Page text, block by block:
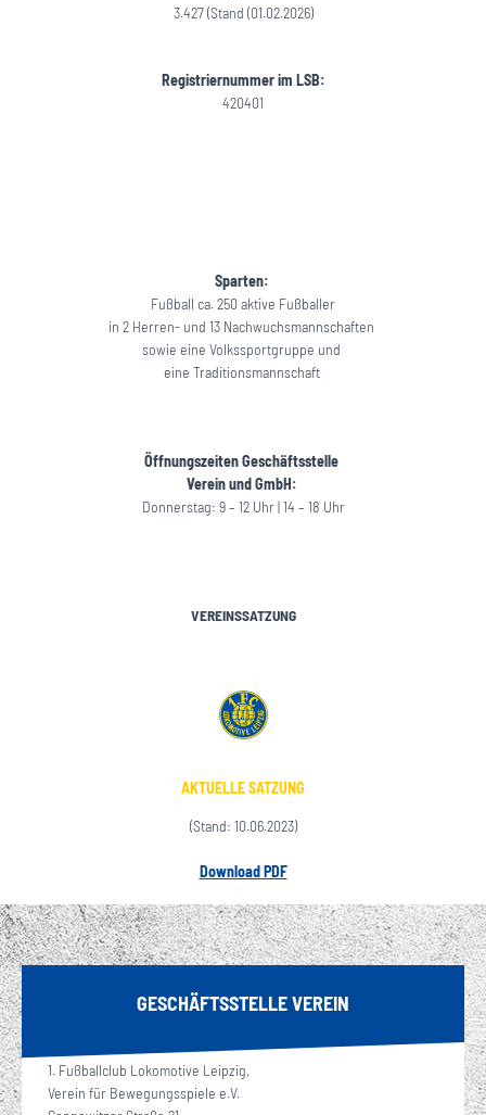
3.427 (Stand (01.02.2026)
Registriernummer im LSB:
420401
Sparten:
Fußball ca. 250 aktive Fußballer
in 2 Herren- und 13 Nachwuchsmannschaften
sowie eine Volkssportgruppe und
eine Traditionsmannschaft
Öffnungszeiten Geschäftsstelle
Verein und GmbH:
Donnerstag: 9 – 12 Uhr | 14 – 18 Uhr
VEREINSSATZUNG
AKTUELLE SATZUNG
(Stand: 10.06.2023)
Download PDF
GESCHÄFTSSTELLE VEREIN
1. Fußballclub Lokomotive Leipzig,
Verein für Bewegungsspiele e.V.